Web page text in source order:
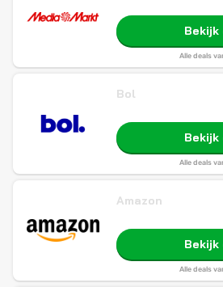
Bekijk
Alle deals
Bol
Bekijk
Alle deals
Amazon
Bekijk
Alle deals